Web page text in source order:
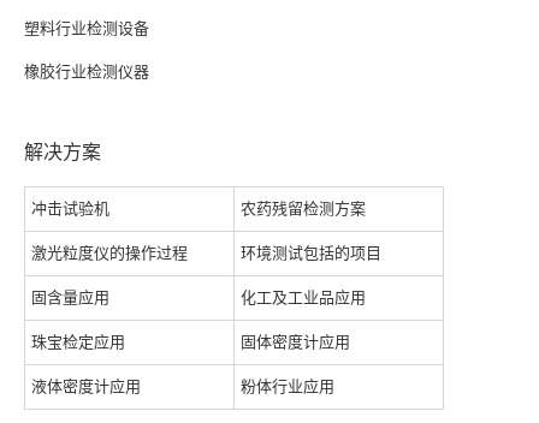
塑料行业检测设备
橡胶行业检测仪器
解决方案
冲击试验机 农药残留检测方案
激光粒度仪的操作过程 环境测试包括的项目
固含量应用 化工及工业品应用
珠宝检定应用 固体密度计应用
液体密度计应用 粉体行业应用